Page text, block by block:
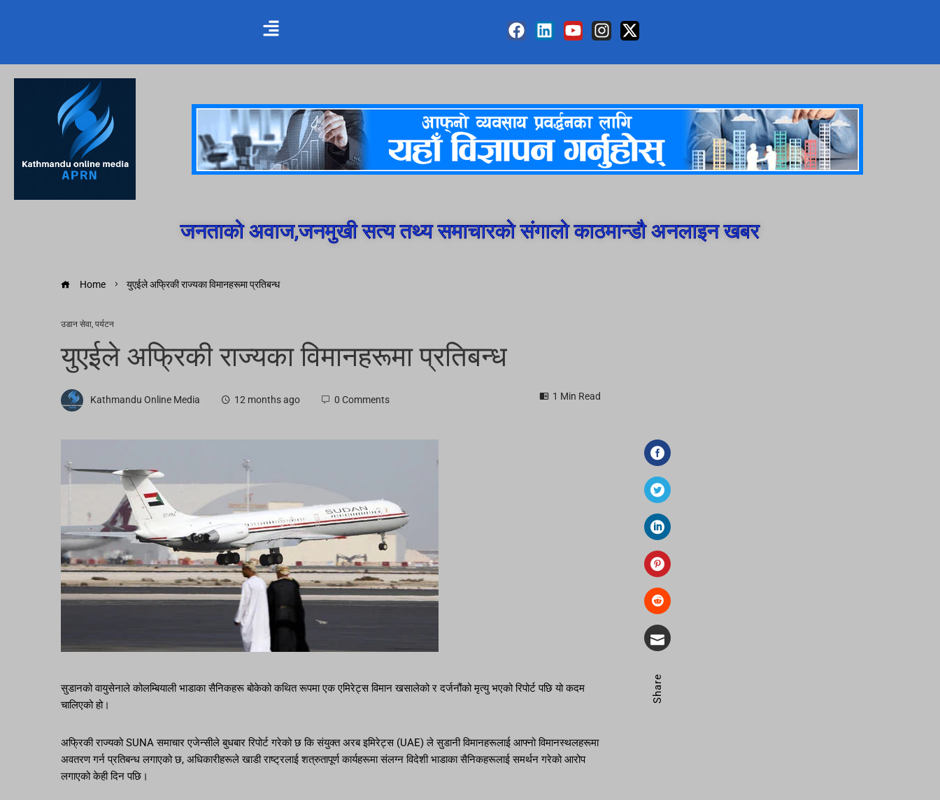
जनताको अवाज,जनमुखी सत्य तथ्य समाचारको संगालो काठमान्डौ अनलाइन खबर
Home युएईले अफ्रिकी राज्यका विमानहरूमा प्रतिबन्ध
उडान सेवा, पर्यटन
युएईले अफ्रिकी राज्यका विमानहरूमा प्रतिबन्ध
Kathmandu Online Media 12 months ago 0 Comments 1 Min Read
Share
सुडानको वायुसेनाले कोलम्बियाली भाडाका सैनिकहरू बोकेको कथित रूपमा एक एमिरेट्स विमान खसालेको र दर्जनौंको मृत्यु भएको रिपोर्ट पछि यो कदम
चालिएको हो।
अफ्रिकी राज्यको SUNA समाचार एजेन्सीले बुधबार रिपोर्ट गरेको छ कि संयुक्त अरब इमिरेट्स (UAE) ले सुडानी विमानहरूलाई आफ्नो विमानस्थलहरूमा
अवतरण गर्न प्रतिबन्ध लगाएको छ, अधिकारीहरूले खाडी राष्ट्रलाई शत्रुतापूर्ण कार्यहरूमा संलग्न विदेशी भाडाका सैनिकहरूलाई समर्थन गरेको आरोप
लगाएको केही दिन पछि।